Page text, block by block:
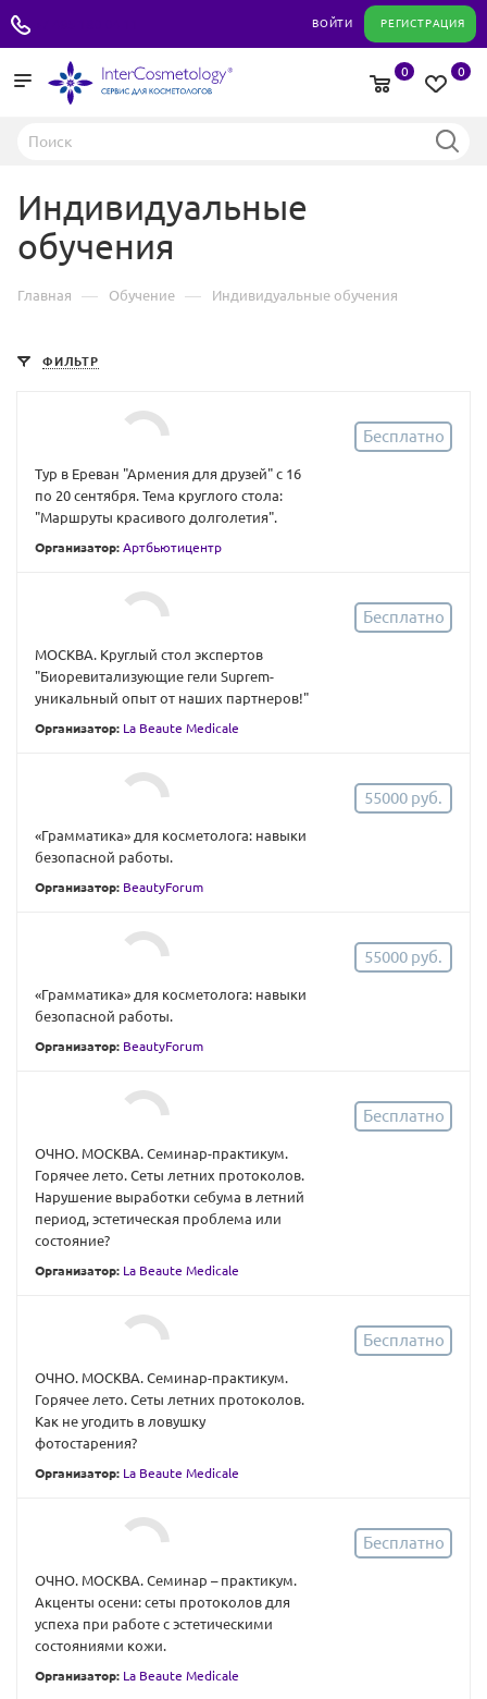
ВОЙТИ РЕГИСТРАЦИЯ
0
0
Индивидуальные
обучения
Главная — Обучение — Индивидуальные обучения
ФИЛЬТР
Тур в Ереван "Армения для друзей" c 16
по 20 сентября. Тема круглого стола:
"Маршруты красивого долголетия".
Организатор: Артбьютицентр
Бесплатно
МОСКВА. Круглый стол экспертов
"Биоревитализующие гели Suprem-
уникальный опыт от наших партнеров!"
Организатор: La Beaute Medicale
Бесплатно
«Грамматика» для косметолога: навыки
безопасной работы.
Организатор: BeautyForum
55000 руб.
«Грамматика» для косметолога: навыки
безопасной работы.
Организатор: BeautyForum
55000 руб.
ОЧНО. МОСКВА. Семинар-практикум.
Горячее лето. Сеты летних протоколов.
Нарушение выработки себума в летний
период, эстетическая проблема или
состояние?
Организатор: La Beaute Medicale
Бесплатно
ОЧНО. МОСКВА. Семинар-практикум.
Горячее лето. Сеты летних протоколов.
Как не угодить в ловушку
фотостарения?
Организатор: La Beaute Medicale
Бесплатно
ОЧНО. МОСКВА. Семинар – практикум.
Акценты осени: сеты протоколов для
успеха при работе с эстетическими
состояниями кожи.
Организатор: La Beaute Medicale
Бесплатно